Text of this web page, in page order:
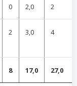
0 2,0 2
2 3,0 4
8 17,0 27,0